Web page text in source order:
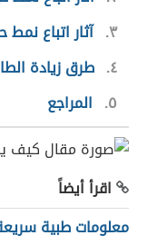
٣ آثار اتباع
٤ طرق زيادة
٥
المراجع
اقرأ أيضاً
معلومات طبية